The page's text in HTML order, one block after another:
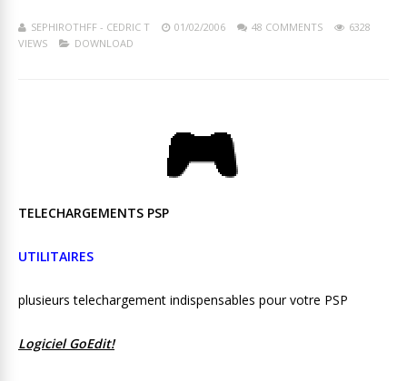
SEPHIROTHFF - CEDRIC T 01/02/2006 48 COMMENTS
6328
VIEWS
DOWNLOAD
TELECHARGEMENTS PSP
UTILITAIRES
plusieurs telechargement indispensables pour votre PSP
Logiciel GoEdit!